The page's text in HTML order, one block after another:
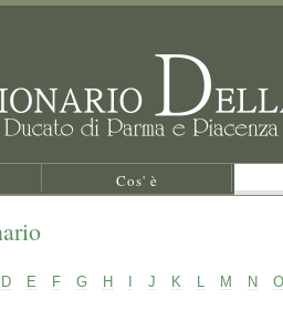
Cos' è
D E F G H J K L M N O